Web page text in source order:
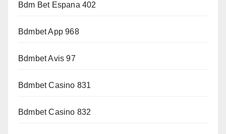
Bdm Bet Espana 402
Bdmbet App 968
Bdmbet Avis 97
Bdmbet Casino 831
Bdmbet Casino 832